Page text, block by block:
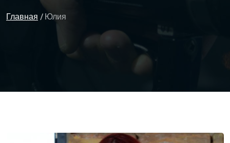
Главная / Юлия